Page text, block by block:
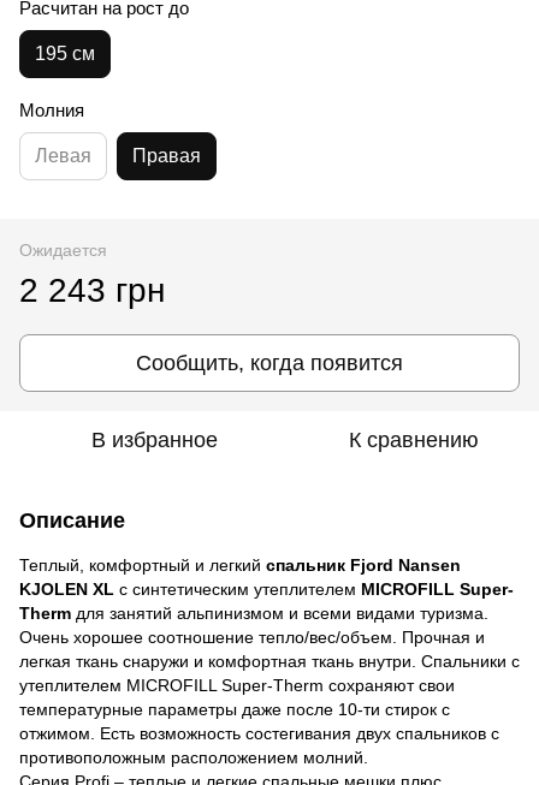
Расчитан на рост до
195 см
Молния
Левая Правая
Ожидается
2 243 грн
Сообщить, когда появится
В избранное К сравнению
Описание
Теплый, комфортный и легкий спальник Fjord Nansen
KJOLEN XL с синтетическим утеплителем MICROFILL Super-
Therm для занятий альпинизмом и всеми видами туризма.
Очень хорошее соотношение тепло/вес/объем. Прочная и
легкая ткань снаружи и комфортная ткань внутри. Спальники с
утеплителем MICROFILL Super-Therm сохраняют свои
температурные параметры даже после 10-ти стирок с
отжимом. Есть возможность состегивания двух спальников с
противоположным расположением молний.
Серия Profi – теплые и легкие спальные мешки плюс